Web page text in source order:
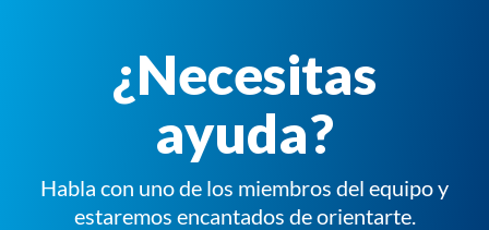
¿Necesitas
ayuda?
Habla con uno de los miembros del equipo y
estaremos encantados de orientarte.